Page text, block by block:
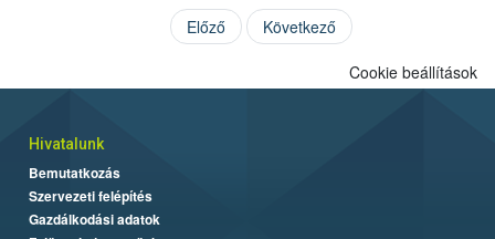
Előző Következő
Cookie beállítások
Hivatalunk
Bemutatkozás
Szervezeti felépítés
Gazdálkodási adatok